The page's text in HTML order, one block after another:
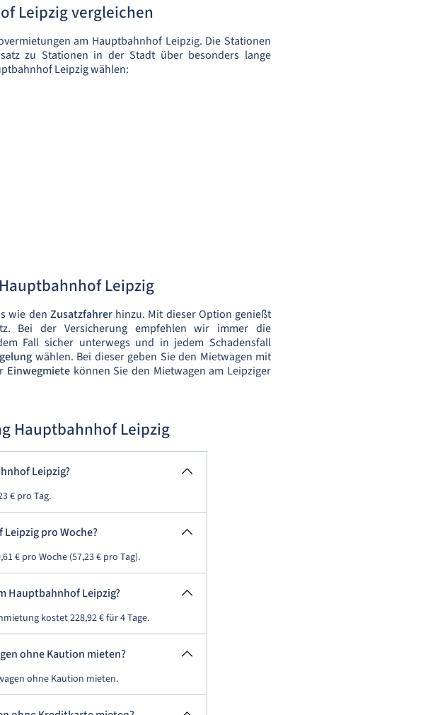
Leipzig vergleichen
am Hauptbahnhof Leipzig. Die Stationen
zu Stationen in der Stadt über besonders lange
Leipzig wählen:
Leipzig
wie den Zusatzfahrerhinzu. Mit dieser Option genießt
Bei der Versicherung empfehlen wir immer die
Fall sicher unterwegs und in jedem Schadensfall
wählen. Bei dieser geben Sie den Mietwagen mit
Einwegmietekönnen Sie den Mietwagen am Leipziger
Hauptbahnhof Leipzig
Leipzig?
€ pro Tag.
pro Woche?
€ pro Woche (57,23 € pro Tag).
Hauptbahnhof Leipzig?
kostet 228,92 € für 4 Tage.
ohne Kaution mieten?
ohne Kaution mieten.